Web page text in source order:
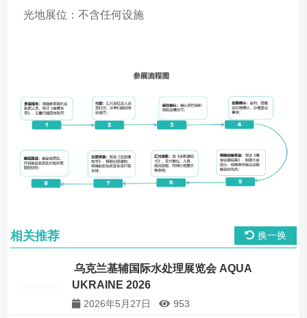
光地展位：不含任何设施
相关推荐 换一换
乌克兰基辅国际水处理展览会 AQUA
UKRAINE 2026
2026年5月27日
953